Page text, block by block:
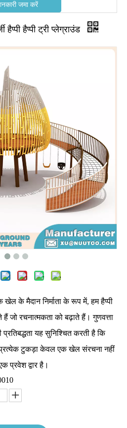
जमा करें
हैप्पी हैप्पी ट्री प्लेग्राउंड
के मैदान निर्माता के रूप में, हम हैप्पी
हैं जो रचनात्मकता को बढ़ाते हैं। गुणवत्ता
यह सुनिश्चित करती है कि
टुकड़ा केवल एक खेल संरचना नहीं
प्रवेश द्वार है।